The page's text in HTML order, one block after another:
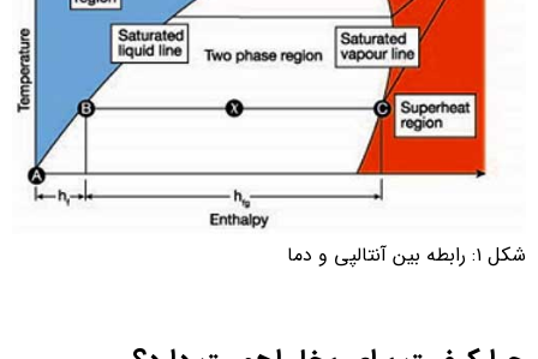
شکل ۱: رابطه بین آنتالپی و دما